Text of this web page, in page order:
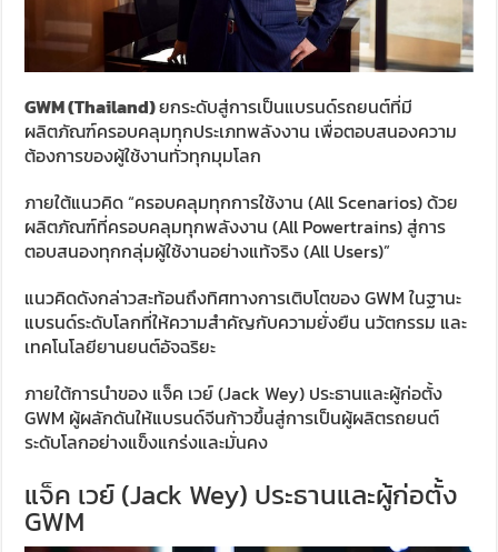
GWM (Thailand)ยกระดับสู่การเป็นแบรนด์รถยนต์ที่มี
ผลิตภัณฑ์ครอบคลุมทุกประเภทพลังงาน เพื่อตอบสนองความ
ต้องการของผู้ใช้งานทั่วทุกมุมโลก
ภายใต้แนวคิด “ครอบคลุมทุกการใช้งาน (All Scenarios) ด้วย
ผลิตภัณฑ์ที่ครอบคลุมทุกพลังงาน (All Powertrains) สู่การ
ตอบสนองทุกกลุ่มผู้ใช้งานอย่างแท้จริง (All Users)”
แนวคิดดังกล่าวสะท้อนถึงทิศทางการเติบโตของ GWM ในฐานะ
แบรนด์ระดับโลกที่ให้ความสำคัญกับความยั่งยืน นวัตกรรม และ
เทคโนโลยียานยนต์อัจฉริยะ
ภายใต้การนำของ แจ็ค เวย์ (Jack Wey) ประธานและผู้ก่อตั้ง
GWM ผู้ผลักดันให้แบรนด์จีนก้าวขึ้นสู่การเป็นผู้ผลิตรถยนต์
ระดับโลกอย่างแข็งแกร่งและมั่นคง
แจ็ค เวย์ (Jack Wey) ประธานและผู้ก่อตั้ง
GWM